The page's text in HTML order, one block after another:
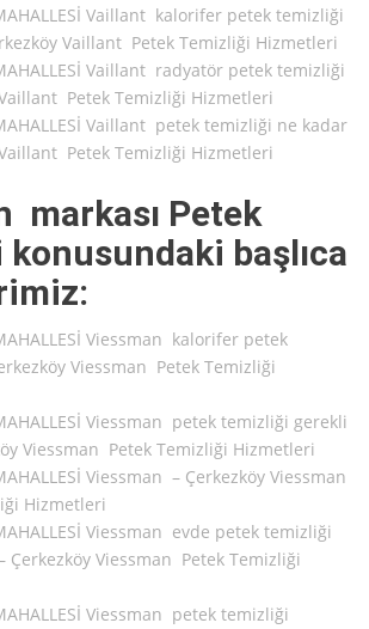
Vaillant kalorifer petek temizliği
Vaillant Petek Temizliği Hizmetleri
Vaillant radyatör petek temizliği
Petek Temizliği Hizmetleri
Vaillant petek temizliği ne kadar
Petek Temizliği Hizmetleri
markası Petek
başlıca
Viessman kalorifer petek
Viessman Petek Temizliği
Viessman petek temizliği gerekli
Viessman Petek Temizliği Hizmetleri
Viessman – Çerkezköy Viessman
Hizmetleri
Viessman evde petek temizliği
– Çerkezköy Viessman Petek Temizliği
Viessman petek temizliği